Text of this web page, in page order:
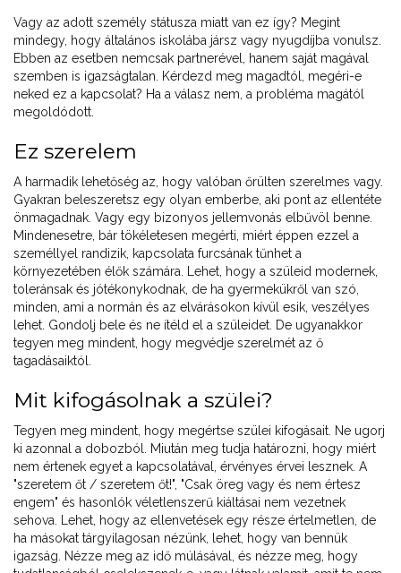
Vagy az adott személy státusza miatt van ez így? Megint
mindegy, hogy általános iskolába jársz vagy nyugdíjba vonulsz.
Ebben az esetben nemcsak partnerével, hanem saját magával
szemben is igazságtalan. Kérdezd meg magadtól, megéri-e
neked ez a kapcsolat? Ha a válasz nem, a probléma magától
megoldódott.
Ez szerelem
A harmadik lehetőség az, hogy valóban őrülten szerelmes vagy.
Gyakran beleszeretsz egy olyan emberbe, aki pont az ellentéte
önmagadnak. Vagy egy bizonyos jellemvonás elbűvöl benne.
Mindenesetre, bár tökéletesen megérti, miért éppen ezzel a
személlyel randizik, kapcsolata furcsának tűnhet a
környezetében élők számára. Lehet, hogy a szüleid modernek,
toleránsak és jótékonykodnak, de ha gyermekükről van szó,
minden, ami a normán és az elvárásokon kívül esik, veszélyes
lehet. Gondolj bele és ne ítéld el a szüleidet. De ugyanakkor
tegyen meg mindent, hogy megvédje szerelmét az ő
tagadásaiktól.
Mit kifogásolnak a szülei?
Tegyen meg mindent, hogy megértse szülei kifogásait. Ne ugorj
ki azonnal a dobozból. Miután meg tudja határozni, hogy miért
nem értenek egyet a kapcsolatával, érvényes érvei lesznek. A
"szeretem őt / szeretem őt!", "Csak öreg vagy és nem értesz
engem" és hasonlók véletlenszerű kiáltásai nem vezetnek
sehova. Lehet, hogy az ellenvetések egy része értelmetlen, de
ha másokat tárgyilagosan nézünk, lehet, hogy van bennük
igazság. Nézze meg az idő múlásával, és nézze meg, hogy